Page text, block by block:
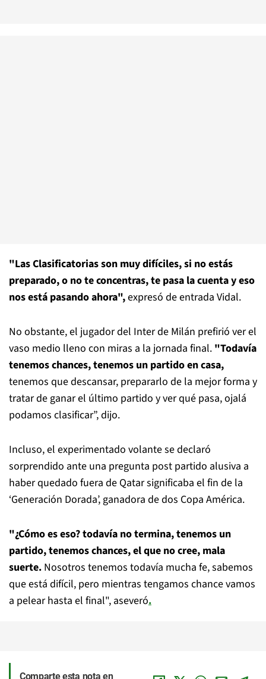
"Las Clasificatorias son muy difíciles, si no estás
preparado, o no te concentras, te pasa la cuenta y eso
nos está pasando ahora",expresó de entrada Vidal.
No obstante, el jugador del Inter de Milán prefirió ver el
vaso medio lleno con miras a la jornada final. "Todavía
tenemos chances, tenemos un partido en casa,
tenemos que descansar, prepararlo de la mejor forma y
tratar de ganar el último partido y ver qué pasa, ojalá
podamos clasificar”, dijo.
Incluso, el experimentado volante se declaró
sorprendido ante una pregunta post partido alusiva a
haber quedado fuera de Qatar significaba el fin de la
‘Generación Dorada’, ganadora de dos Copa América.
"¿Cómo es eso? todavía no termina, tenemos un
partido, tenemos chances, el que no cree, mala
suerte. Nosotros tenemos todavía mucha fe, sabemos
que está difícil, pero mientras tengamos chance vamos
a pelear hasta el final", aseveró.
Comparte esta nota en